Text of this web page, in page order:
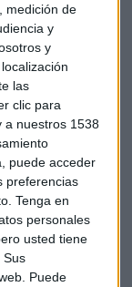
medición de
y
y
las
clic para
a nuestros 1538
puede acceder
preferencias
Tenga en
personales
usted tiene
Sus
Puede